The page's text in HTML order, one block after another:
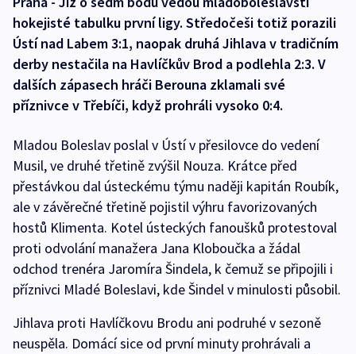
hokejisté tabulku první ligy. Středočeši totiž porazili
Ústí nad Labem 3:1, naopak druhá Jihlava v tradičním
derby nestačila na Havlíčkův Brod a podlehla 2:3. V
dalších zápasech hráči Berouna zklamali své
příznivce v Třebíči, když prohráli vysoko 0:4.
Mladou Boleslav poslal v Ústí v přesilovce do vedení
Musil, ve druhé třetině zvýšil Nouza. Krátce před
přestávkou dal ústeckému týmu naději kapitán Roubík,
ale v závěrečné třetině pojistil výhru favorizovaných
hostů Klimenta. Kotel ústeckých fanoušků protestoval
proti odvolání manažera Jana Kloboučka a žádal
odchod trenéra Jaromíra Šindela, k čemuž se připojili i
příznivci Mladé Boleslavi, kde Šindel v minulosti působil.
Jihlava proti Havlíčkovu Brodu ani podruhé v sezoně
neuspěla. Domácí sice od první minuty prohrávali a